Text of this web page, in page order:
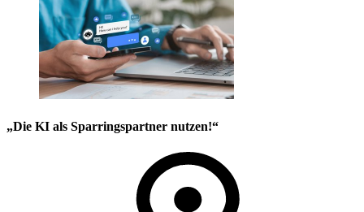
„Die KI als Sparringspartner nutzen!“